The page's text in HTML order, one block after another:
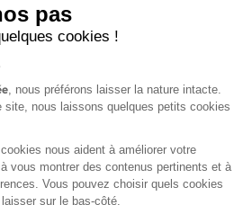
pas
cookies !
, nous préférons laisser la nature intacte.
site, nous laissons quelques petits cookies
nous aident à améliorer votre
vous montrer des contenus pertinents et à
Vous pouvez choisir quels cookies
sur le bas-côté.